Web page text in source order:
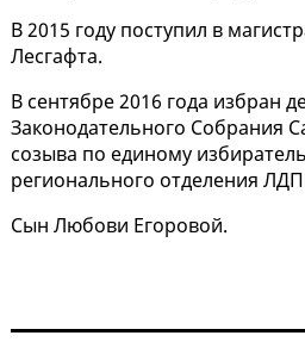
В 2015 году поступил в
Лесгафта.
В сентябре 2016 года избран
Законодательного Собрания
созыва по единому
регионального отделения
Сын Любови Егоровой.